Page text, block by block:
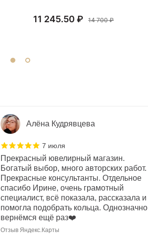
11 245.50 ₽ 14 700 ₽
Алёна Кудрявцева
7 июля
Прекрасный ювелирный магазин.
Богатый выбор, много авторских работ.
Прекрасные консультанты. Отдельное
спасибо Ирине, очень грамотный
специалист, всё показала, рассказала и
помогла подобрать кольца. Однозначно
вернёмся ещё раз❤️
Отзыв Яндекс.Карты